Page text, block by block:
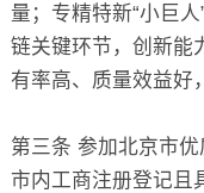
量；专精特新“小巨
链关键环节，创新能
有率高、质量效益好
第三条 参加北京市
市内工商注册登记且